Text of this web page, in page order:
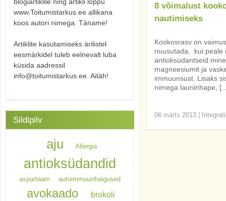
8 võimalust
nautimiseks
Kookosrasv on
nuusutada, kui peale
antioksüdantseid
magneesiumit ja
immuunsust. Lisaks
nimega lauriinhape,
06 märts 2013
www.Toitumistarkus.ee allikana
koos autori nimega. Täname!
Artiklite kasutamiseks ärilistel
eesmärkidel tuleb eelnevalt luba
küsida aadressil
info@toitumistarkus.ee. Aitäh!
Sildipilv
aju Allergia
antioksüdandid
aspartaam autoimmuunhaigused
avokaado brokoli